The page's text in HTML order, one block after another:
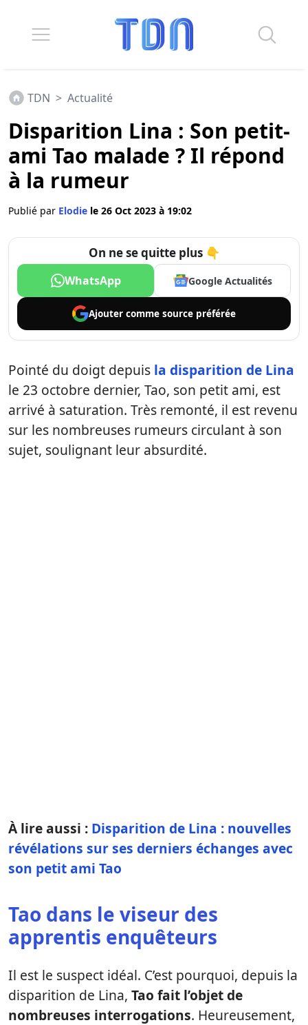
TDN > Actualité
Disparition Lina : Son petit-
ami Tao malade ? Il répond
à la rumeur
Publié par Elodie le 26 Oct 2023 à 19:02
On ne se quitte plus 👇
WhatsApp Google Actualités
Ajouter comme source préférée
Pointé du doigt depuis la disparition de Lina
le 23 octobre dernier, Tao, son petit ami, est
arrivé à saturation. Très remonté, il est revenu
sur les nombreuses rumeurs circulant à son
sujet, soulignant leur absurdité.
À lire aussi : Disparition de Lina : nouvelles
révélations sur ses derniers échanges avec
son petit ami Tao
Tao dans le viseur des
apprentis enquêteurs
Il est le suspect idéal. C’est pourquoi, depuis la
disparition de Lina, Tao fait l’objet de
nombreuses interrogations. Heureusement,